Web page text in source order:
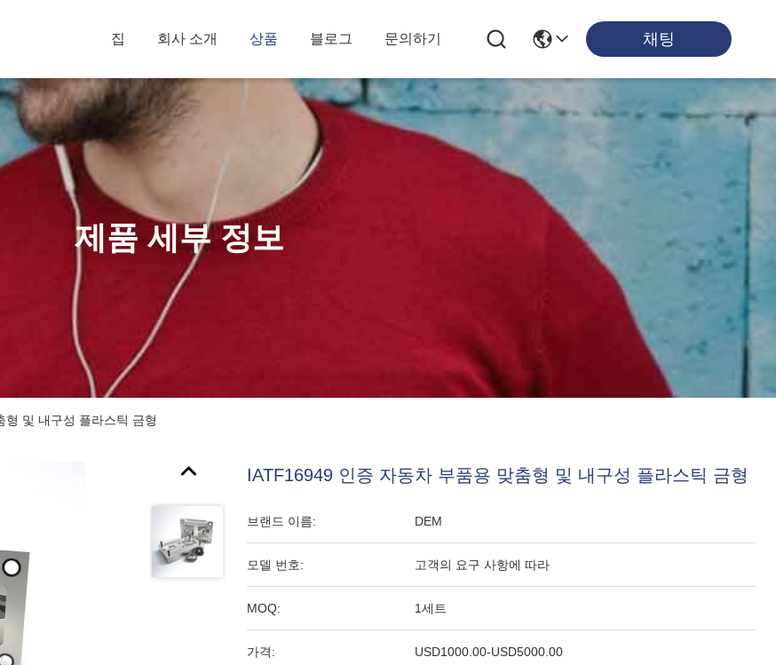
집 회사 소개 상품 블로그 문의하기 채팅
제품 세부 정보
및 내구성 플라스틱 금형
IATF16949 인증 자동차 부품용 맞춤형 및 내구성 플라스틱 금형
브랜드 이름: DEM
모델 번호: 고객의 요구 사항에 따라
MOQ: 1세트
가격: USD1000.00-USD5000.00